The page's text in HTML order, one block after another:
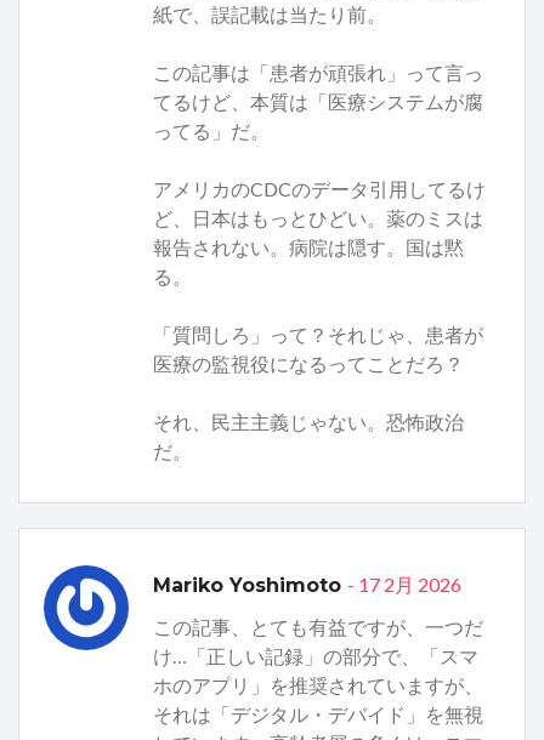
紙で、誤記載は当たり前。
この記事は「患者が頑張れ」って言っ
てるけど、本質は「医療システムが腐
ってる」だ。
アメリカのCDCのデータ引用してるけ
ど、日本はもっとひどい。薬のミスは
報告されない。病院は隠す。国は黙
る。
「質問しろ」って？それじゃ、患者が
医療の監視役になるってことだろ？
それ、民主主義じゃない。恐怖政治
だ。
Mariko Yoshimoto - 17 2月 2026
この記事、とても有益ですが、一つだ
け…「正しい記録」の部分で、「スマ
ホのアプリ」を推奨されていますが、
それは「デジタル・デバイド」を無視